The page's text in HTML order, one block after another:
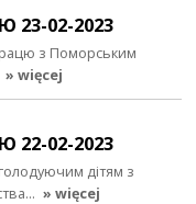
02-2023
з Поморським
» więcej
02-2023
дітям з
» więcej